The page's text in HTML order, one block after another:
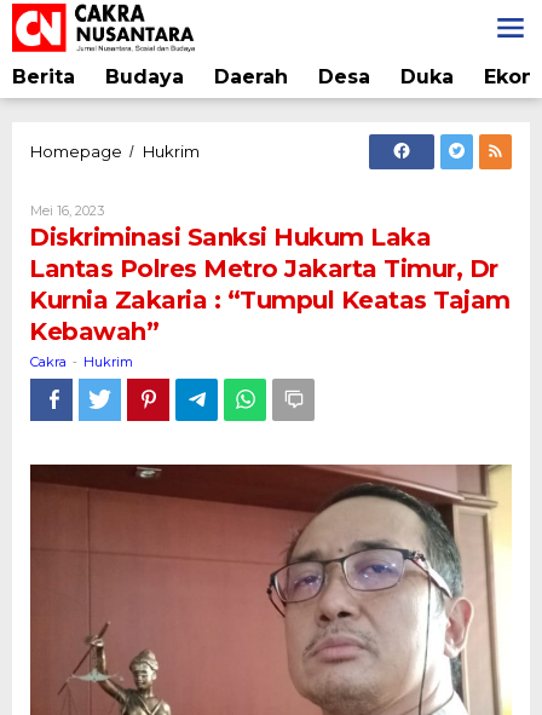
Lewati
ke
konten
Berita Budaya Daerah Desa Duka
Homepage / Hukrim
Lantas
Polres
Metro
Kurnia
Zakaria
"Tumpul
Mei 16, 2023Oleh
Cakra
Diskriminasi Sanksi Hukum Laka
Lantas Polres Metro Jakarta Timur, Dr
Kurnia Zakaria : “Tumpul Keatas Tajam
Kebawah”
Cakra - Hukrim